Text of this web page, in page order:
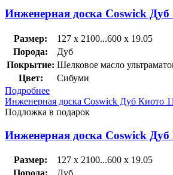
Инженерная доска Coswick
Размер:
127 x 2100...600 x 19.05
Порода:
Дуб
Покрытие: Шелковое масло
Цвет:
Сибуми
Подробнее
Инженерная доска Coswick Дуб Киото
Подложка в подарок
Инженерная доска Coswick Дуб
Размер:
127 x 2100...600 x 19.05